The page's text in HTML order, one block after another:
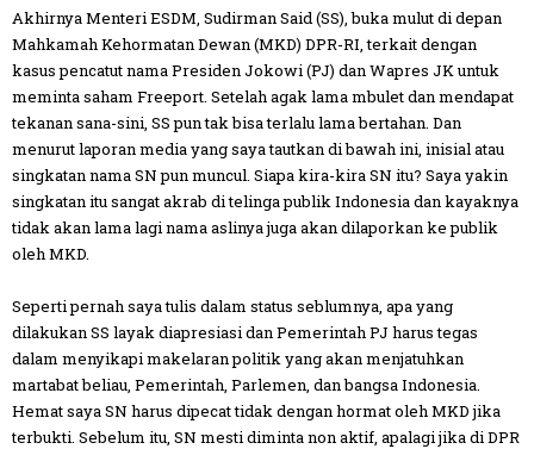
Akhirnya Menteri ESDM, Sudirman Said (SS), buka mulut di depan
Mahkamah Kehormatan Dewan (MKD) DPR-RI, terkait dengan
kasus pencatut nama Presiden Jokowi (PJ) dan Wapres JK untuk
meminta saham Freeport. Setelah agak lama mbulet dan mendapat
tekanan sana-sini, SS pun tak bisa terlalu lama bertahan. Dan
menurut laporan media yang saya tautkan di bawah ini, inisial atau
singkatan nama SN pun muncul. Siapa kira-kira SN itu? Saya yakin
singkatan itu sangat akrab di telinga publik Indonesia dan kayaknya
tidak akan lama lagi nama aslinya juga akan dilaporkan ke publik
oleh MKD.
Seperti pernah saya tulis dalam status seblumnya, apa yang
dilakukan SS layak diapresiasi dan Pemerintah PJ harus tegas
dalam menyikapi makelaran politik yang akan menjatuhkan
martabat beliau, Pemerintah, Parlemen, dan bangsa Indonesia.
Hemat saya SN harus dipecat tidak dengan hormat oleh MKD jika
terbukti. Sebelum itu, SN mesti diminta non aktif, apalagi jika di DPR